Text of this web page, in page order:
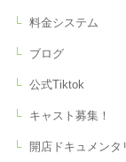
料金システム
ブログ
公式Tiktok
キャスト募集！
開店ドキュメンタ